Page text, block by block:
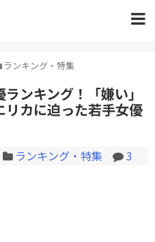
ランキング・特集
ンキング！「嫌い」
カに迫った若手女優
ランキング・特集 3